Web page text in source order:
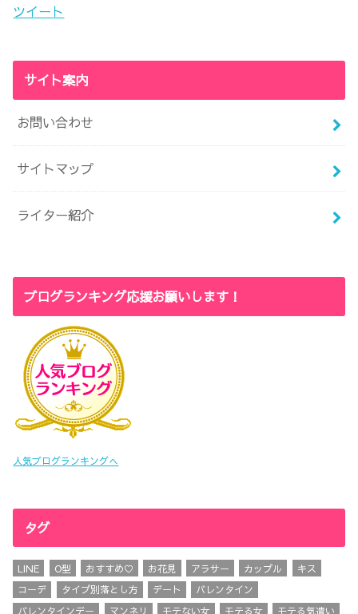
ツイート
サイト案内
お問い合わせ
サイトマップ
ライター紹介
ブログランキング応援お願いします！
人気ブログランキングへ
タグ
LINE O型 おすすめ♡ お花見 アラサー カップル
キス
コーデ
タイプ別落とし方 デート
バレンタイン
バレンタインデー
マンネリ モテない女 モテる女 モテる気遣い